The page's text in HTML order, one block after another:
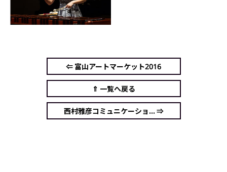
⇐ 富山アートマーケット2016
⇑ 一覧へ戻る
西村雅彦コミュニケーショ... ⇒